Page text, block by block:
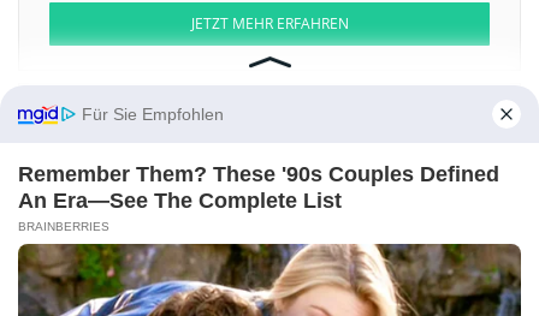
JETZT MEHR ERFAHREN
Aktien ATX DAX EuroStoxx 50 Dow Jones NASDAQ 100 Nikkei 225
S&P 500
Boat Rocker Media Aqua Metals NewGenIvf Group Masterworks
Vault 1 LLC Regisered Shs of Benef Interest Series -374- Aditya
Infotech
Für Sie Empfohlen
Remember Them? These '90s Couples Defined
An Era—See The Complete List
BRAINBERRIES